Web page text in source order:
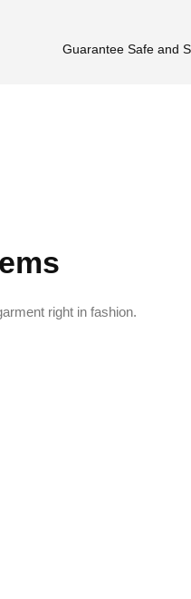
Guarantee Safe and
right in fashion.